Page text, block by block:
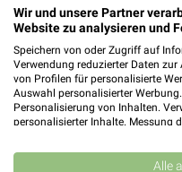
544,18 km •
Discounter
Annweiler (Trifels)
Wir und unsere Partner
Website zu analysieren und
Speichern von oder Zugriff auf
Verwendung reduzierter Daten
von Profilen für personalisierte
Auswahl personalisierter
Personalisierung von Inhalten.
personalisierter Inhalte. Messung
Kombinationen von Daten aus
Verbesserung der Angebote.Alle